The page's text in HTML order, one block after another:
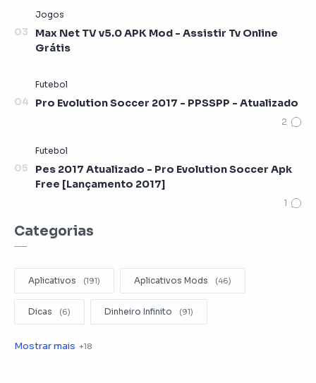
Max Net TV v5.0 APK Mod - Assistir Tv Online
Grátis
Pro Evolution Soccer 2017 - PPSSPP - Atualizado
Pes 2017 Atualizado - Pro Evolution Soccer Apk
Free [Lançamento 2017]
Categorias
Aplicativos Aplicativos Mods
Dicas Dinheiro Infinito
Editar Videos